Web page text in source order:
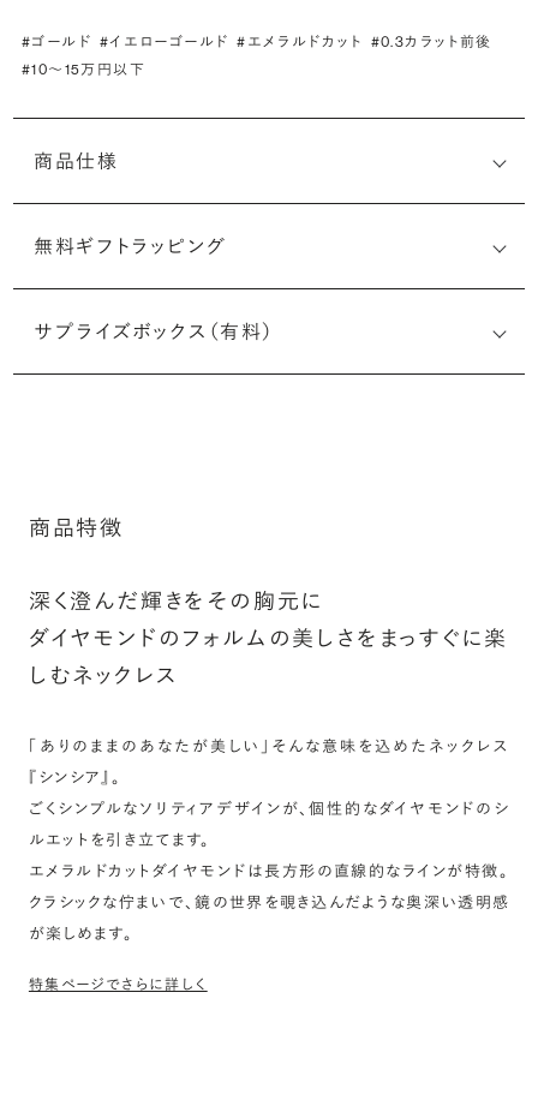
#ゴールド #イエローゴールド #エメラルドカット #0.3カラット前後
#10〜15万円以下
商品仕様
無料ギフトラッピング
サプライズボックス（有料）
商品特徴
深く澄んだ輝きをその胸元に
ダイヤモンドのフォルムの美しさをまっすぐに楽
しむネックレス
「ありのままのあなたが美しい」そんな意味を込めたネックレス
『シンシア』。
ごくシンプルなソリティアデザインが、個性的なダイヤモンドのシ
ルエットを引き立てます。
エメラルドカットダイヤモンドは長方形の直線的なラインが特徴。
クラシックな佇まいで、鏡の世界を覗き込んだような奥深い透明感
が楽しめます。
特集ページでさらに詳しく